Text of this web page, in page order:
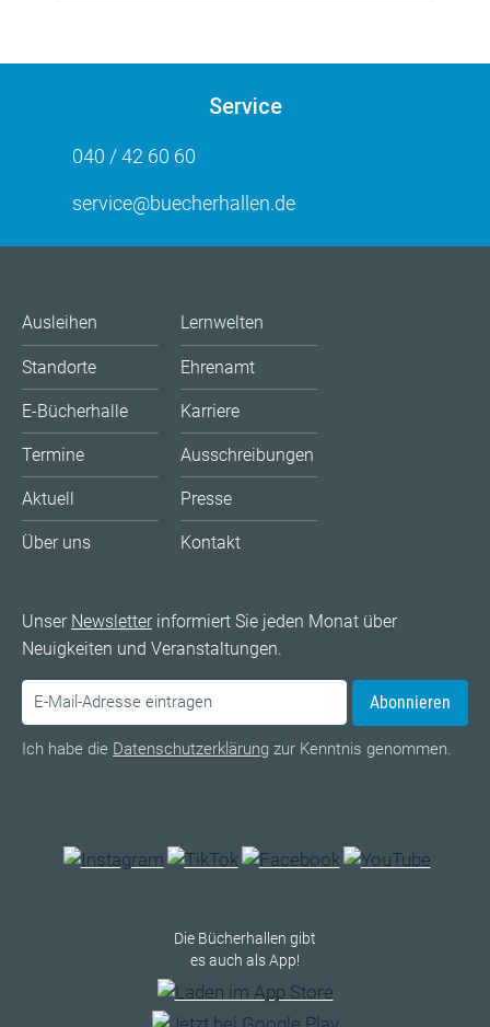
Service
040 / 42 60 60
service@buecherhallen.de
Ausleihen
Standorte
E-Bücherhalle
Termine
Aktuell
Über uns
Lernwelten
Ehrenamt
Karriere
Ausschreibungen
Presse
Kontakt
Unser Newsletterinformiert Sie jeden Monat über
Neuigkeiten und Veranstaltungen.
Abonnieren
Ich habe die Datenschutzerklärung zur Kenntnis genommen.
Die Bücherhallen gibt
es auch als App!